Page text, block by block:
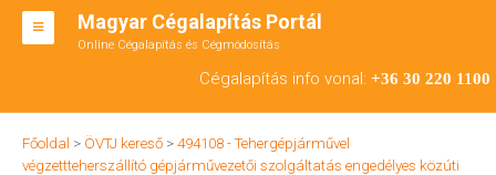
Magyar Cégalapítás Portál
Online Cégalapítás és Cégmódosítás
Cégalapítás info vonal: +36 30 220 1100
BT ALAPÍTÁS
RT ALAPÍTÁS
Főoldal > ÖVTJ kereső > 494108 - Tehergépjárművel
végzettteherszállító gépjárművezetői szolgáltatás engedélyes közúti